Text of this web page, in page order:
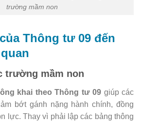
trường mầm non
Thông tư 09 đến
trường mầm non
khai theo Thông tư 09 giúp các
bớt gánh nặng hành chính, đồng
lực. Thay vì phải lập các bảng thông